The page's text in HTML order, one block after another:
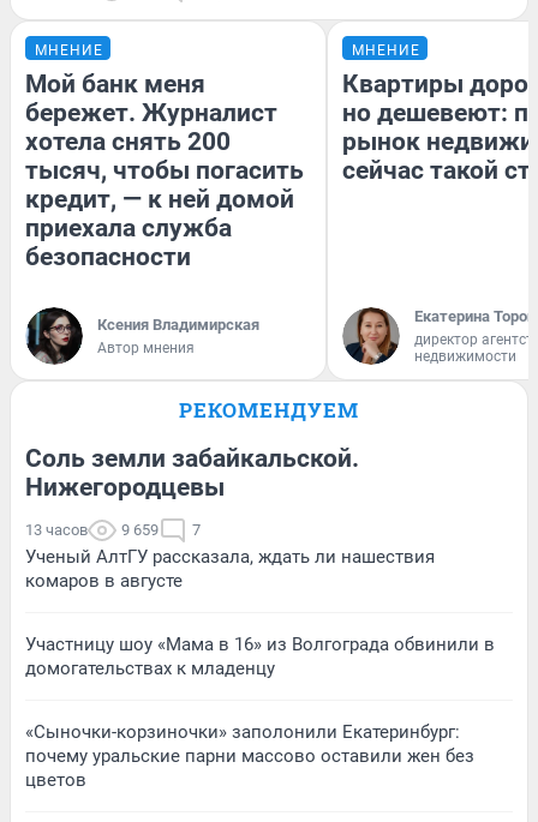
МНЕНИЕ
Мой банк меня
бережет. Журналист
хотела снять 200
тысяч, чтобы погасить
кредит, — к ней домой
приехала служба
безопасности
Ксения Владимирская
Автор мнения
МНЕНИЕ
Квартиры
но дешевеют:
рынок
сейчас такой
Екатерина
директор
недвижимости
РЕКОМЕНДУЕМ
Соль земли забайкальской.
Нижегородцевы
13 часов 9 659 7
Ученый АлтГУ рассказала, ждать ли нашествия
комаров в августе
Участницу шоу «Мама в 16» из Волгограда обвинили в
домогательствах к младенцу
«Сыночки-корзиночки» заполонили Екатеринбург:
почему уральские парни массово оставили жен без
цветов